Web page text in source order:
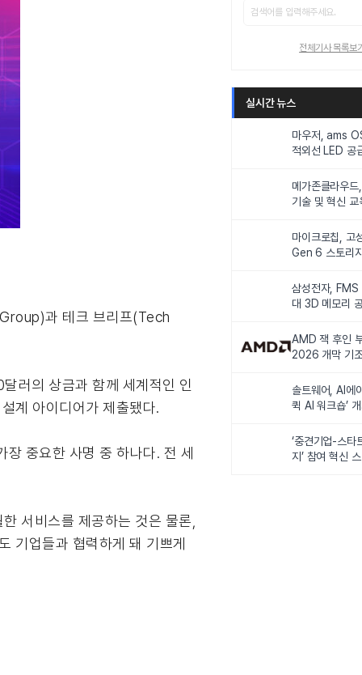
과 테크 브리프(Tech
러의 상금과 함께 세계적인 인
계 아이디어가 제출됐다.
중요한 사명 중 하나다. 전 세
서비스를 제공하는 것은 물론,
기업들과 협력하게 돼 기쁘게
전체기사 목록보
실시간 뉴스
마우저, ams
적외선 LED 공
메가존클라우드
기술 및 혁신
마이크로칩, 고
Gen 6 스토리
삼성전자,
대 3D 메모리
AMD 잭 후인
2026 개막 기
솔트웨어, AI에
퀵 AI 워크숍’
‘중견기업-스타
지’ 참여 혁신